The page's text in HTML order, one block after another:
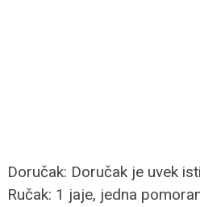
Doručak: Doručak je uvek isti
Ručak: 1 jaje, jedna